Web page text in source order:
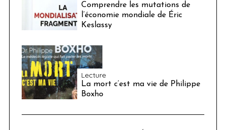
Comprendre les mutations de
l’économie mondiale de Éric
Keslassy
Lecture
La mort c’est ma vie de Philippe
Boxho